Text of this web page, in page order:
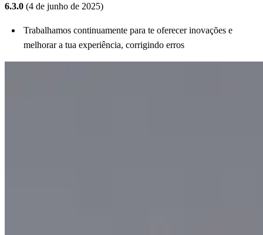
6.3.0 (4 de junho de 2025)
Trabalhamos continuamente para te oferecer inovações e
melhorar a tua experiência, corrigindo erros